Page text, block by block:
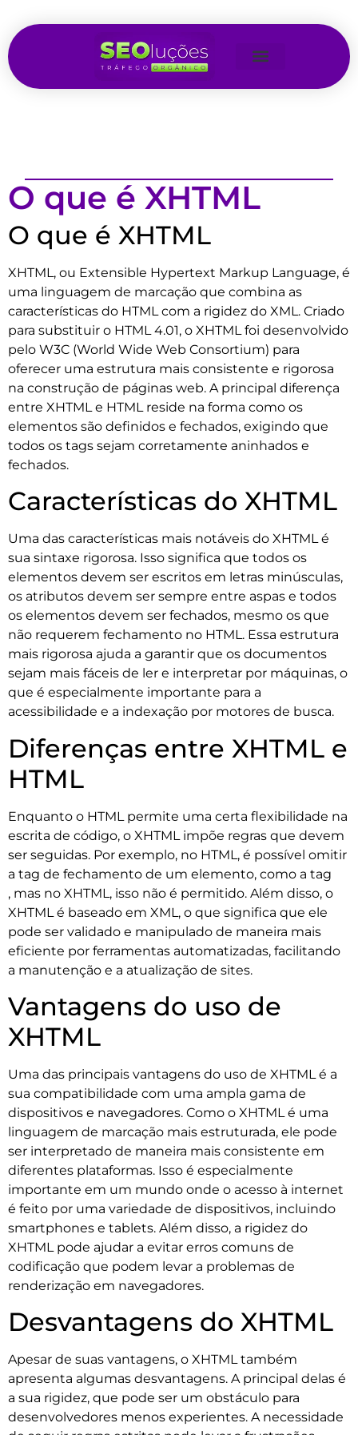
O que é XHTML
O que é XHTML
XHTML, ou Extensible Hypertext Markup Language, é
uma linguagem de marcação que combina as
características do HTML com a rigidez do XML. Criado
para substituir o HTML 4.01, o XHTML foi desenvolvido
pelo W3C (World Wide Web Consortium) para
oferecer uma estrutura mais consistente e rigorosa
na construção de páginas web. A principal diferença
entre XHTML e HTML reside na forma como os
elementos são definidos e fechados, exigindo que
todos os tags sejam corretamente aninhados e
fechados.
Características do XHTML
Uma das características mais notáveis do XHTML é
sua sintaxe rigorosa. Isso significa que todos os
elementos devem ser escritos em letras minúsculas,
os atributos devem ser sempre entre aspas e todos
os elementos devem ser fechados, mesmo os que
não requerem fechamento no HTML. Essa estrutura
mais rigorosa ajuda a garantir que os documentos
sejam mais fáceis de ler e interpretar por máquinas, o
que é especialmente importante para a
acessibilidade e a indexação por motores de busca.
Diferenças entre XHTML e
HTML
Enquanto o HTML permite uma certa flexibilidade na
escrita de código, o XHTML impõe regras que devem
ser seguidas. Por exemplo, no HTML, é possível omitir
a tag de fechamento de um elemento, como a tag
, mas no XHTML, isso não é permitido. Além disso, o
XHTML é baseado em XML, o que significa que ele
pode ser validado e manipulado de maneira mais
eficiente por ferramentas automatizadas, facilitando
a manutenção e a atualização de sites.
Vantagens do uso de
XHTML
Uma das principais vantagens do uso de XHTML é a
sua compatibilidade com uma ampla gama de
dispositivos e navegadores. Como o XHTML é uma
linguagem de marcação mais estruturada, ele pode
ser interpretado de maneira mais consistente em
diferentes plataformas. Isso é especialmente
importante em um mundo onde o acesso à internet
é feito por uma variedade de dispositivos, incluindo
smartphones e tablets. Além disso, a rigidez do
XHTML pode ajudar a evitar erros comuns de
codificação que podem levar a problemas de
renderização em navegadores.
Desvantagens do XHTML
Apesar de suas vantagens, o XHTML também
apresenta algumas desvantagens. A principal delas é
a sua rigidez, que pode ser um obstáculo para
desenvolvedores menos experientes. A necessidade